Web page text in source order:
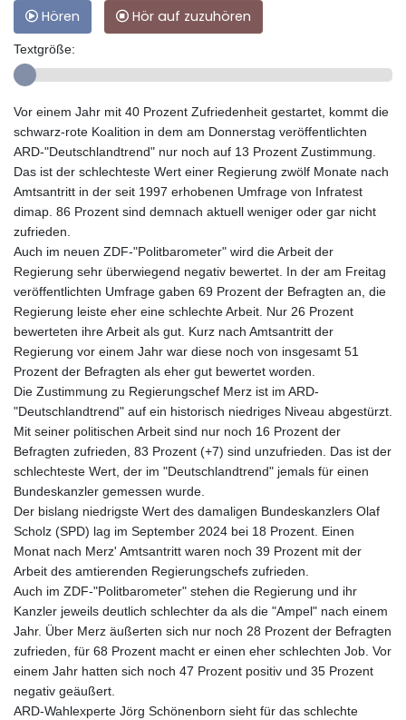
Hören Hör auf zuzuhören
Textgröße:
Vor einem Jahr mit 40 Prozent Zufriedenheit gestartet, kommt die
schwarz-rote Koalition in dem am Donnerstag veröffentlichten
ARD-"Deutschlandtrend" nur noch auf 13 Prozent Zustimmung.
Das ist der schlechteste Wert einer Regierung zwölf Monate nach
Amtsantritt in der seit 1997 erhobenen Umfrage von Infratest
dimap. 86 Prozent sind demnach aktuell weniger oder gar nicht
zufrieden.
Auch im neuen ZDF-"Politbarometer" wird die Arbeit der
Regierung sehr überwiegend negativ bewertet. In der am Freitag
veröffentlichten Umfrage gaben 69 Prozent der Befragten an, die
Regierung leiste eher eine schlechte Arbeit. Nur 26 Prozent
bewerteten ihre Arbeit als gut. Kurz nach Amtsantritt der
Regierung vor einem Jahr war diese noch von insgesamt 51
Prozent der Befragten als eher gut bewertet worden.
Die Zustimmung zu Regierungschef Merz ist im ARD-
"Deutschlandtrend" auf ein historisch niedriges Niveau abgestürzt.
Mit seiner politischen Arbeit sind nur noch 16 Prozent der
Befragten zufrieden, 83 Prozent (+7) sind unzufrieden. Das ist der
schlechteste Wert, der im "Deutschlandtrend" jemals für einen
Bundeskanzler gemessen wurde.
Der bislang niedrigste Wert des damaligen Bundeskanzlers Olaf
Scholz (SPD) lag im September 2024 bei 18 Prozent. Einen
Monat nach Merz' Amtsantritt waren noch 39 Prozent mit der
Arbeit des amtierenden Regierungschefs zufrieden.
Auch im ZDF-"Politbarometer" stehen die Regierung und ihr
Kanzler jeweils deutlich schlechter da als die "Ampel" nach einem
Jahr. Über Merz äußerten sich nur noch 28 Prozent der Befragten
zufrieden, für 68 Prozent macht er einen eher schlechten Job. Vor
einem Jahr hatten sich noch 47 Prozent positiv und 35 Prozent
negativ geäußert.
ARD-Wahlexperte Jörg Schönenborn sieht für das schlechte